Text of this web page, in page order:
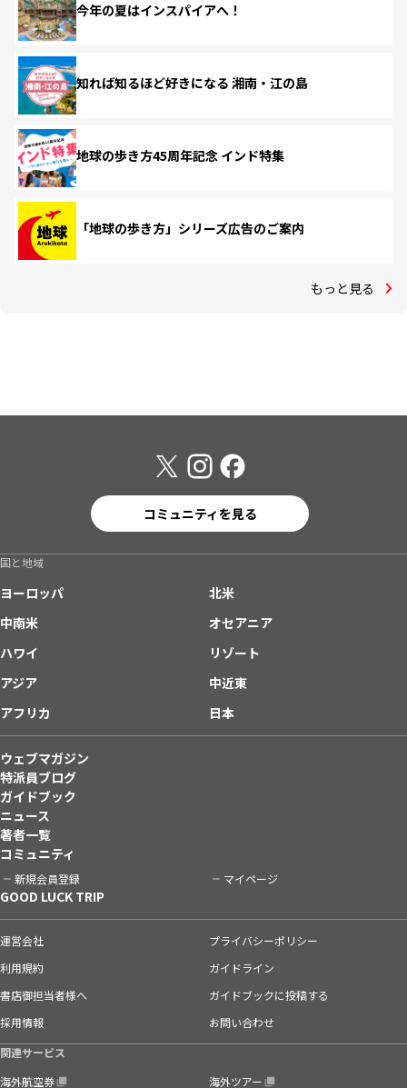
今年の夏はインスパイアへ！
知れば知るほど好きになる 湘南・江の島
地球の歩き方45周年記念 インド特集
「地球の歩き方」シリーズ広告のご案内
もっと見る
コミュニティを見る
国と地域
ヨーロッパ
北米
中南米
オセアニア
ハワイ
リゾート
アジア
中近東
アフリカ
日本
ウェブマガジン
特派員ブログ
ガイドブック
ニュース
著者一覧
コミュニティ
新規会員登録 マイページ
GOOD LUCK TRIP
運営会社
プライバシーポリシー
利用規約
ガイドライン
書店御担当者様へ
ガイドブックに投稿する
採用情報
お問い合わせ
関連サービス
海外航空券
海外ツアー